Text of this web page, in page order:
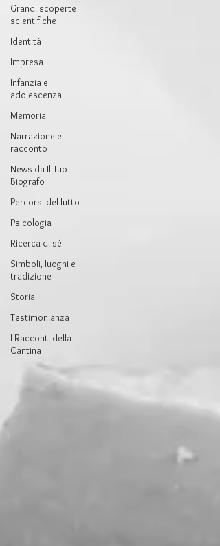
Grandi scoperte
scientifiche
Identità
Impresa
Infanzia e
adolescenza
Memoria
Narrazione e
racconto
News da Il Tuo
Biografo
Percorsi del lutto
Psicologia
Ricerca di sé
Simboli, luoghi e
tradizione
Storia
Testimonianza
I Racconti della
Cantina